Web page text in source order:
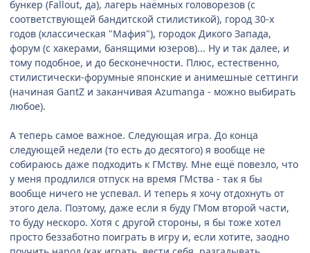
бункер (Fallout, да), лагерь наёмных головорезов (с
соответствующей бандитской стилистикой), город 30-х
годов (классическая "Мафия"), городок Дикого Запада,
форум (с хакерами, банящими юзеров)... Ну и так далее, и
тому подобное, и до бесконечности. Плюс, естественно,
стилистически-форумные японские и анимешные сеттинги
(начиная GantZ и заканчивая Azumanga - можно выбирать
любое).
А теперь самое важное. Следующая игра. До конца
следующей недели (то есть до десятого) я вообще не
собираюсь даже подходить к ГМству. Мне ещё повезло, что
у меня продлился отпуск на время ГМства - так я бы
вообще ничего не успевал. И теперь я хочу отдохнуть от
этого дела. Поэтому, даже если я буду ГМом второй части,
то буду нескоро. Хотя с другой стороны, я бы тоже хотел
просто беззаботно поиграть в игру и, если хотите, заодно